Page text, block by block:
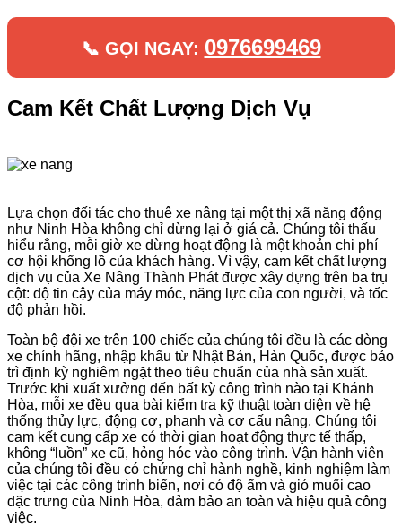
📞 GỌI NGAY: 0976699469
Cam Kết Chất Lượng Dịch Vụ
Lựa chọn đối tác cho thuê xe nâng tại một thị xã năng động
như Ninh Hòa không chỉ dừng lại ở giá cả. Chúng tôi thấu
hiểu rằng, mỗi giờ xe dừng hoạt động là một khoản chi phí
cơ hội khổng lồ của khách hàng. Vì vậy, cam kết chất lượng
dịch vụ của Xe Nâng Thành Phát được xây dựng trên ba trụ
cột: độ tin cậy của máy móc, năng lực của con người, và tốc
độ phản hồi.
Toàn bộ đội xe trên 100 chiếc của chúng tôi đều là các dòng
xe chính hãng, nhập khẩu từ Nhật Bản, Hàn Quốc, được bảo
trì định kỳ nghiêm ngặt theo tiêu chuẩn của nhà sản xuất.
Trước khi xuất xưởng đến bất kỳ công trình nào tại Khánh
Hòa, mỗi xe đều qua bài kiểm tra kỹ thuật toàn diện về hệ
thống thủy lực, động cơ, phanh và cơ cấu nâng. Chúng tôi
cam kết cung cấp xe có thời gian hoạt động thực tế thấp,
không “luồn” xe cũ, hỏng hóc vào công trình. Vận hành viên
của chúng tôi đều có chứng chỉ hành nghề, kinh nghiệm làm
việc tại các công trình biển, nơi có độ ẩm và gió muối cao
đặc trưng của Ninh Hòa, đảm bảo an toàn và hiệu quả công
việc.